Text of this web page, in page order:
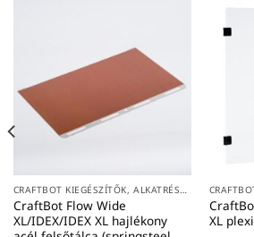
CRAFTBOT KIEGÉSZÍTŐK, ALKATRÉSZEK
CraftBot Flow Wide
XL/IDEX/IDEX XL hajlékony
XL